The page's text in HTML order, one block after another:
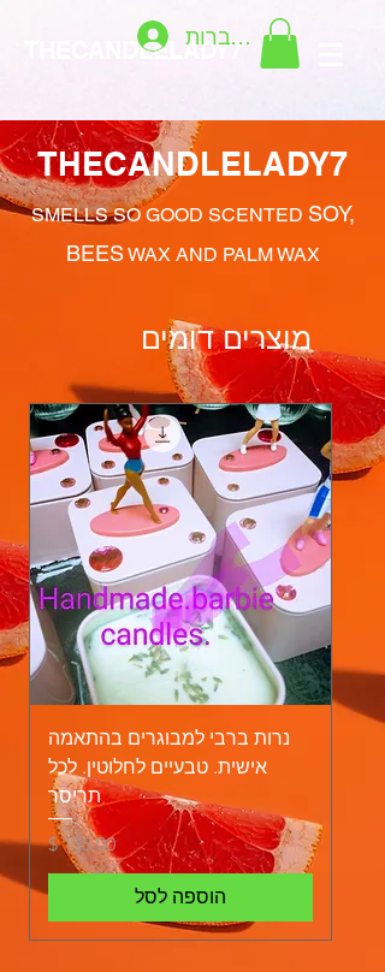
THECANDLELADY7
להתחברות
THECANDLELADY7
SMELLS SO GOOD SCENTED SOY,
BEESWAX AND PALM WAX
מוצרים דומים
נרות ברבי למבוגרים בהתאמה
אישית. טבעיים לחלוטין. לכל
תריסר
מחיר
הוספה לסל